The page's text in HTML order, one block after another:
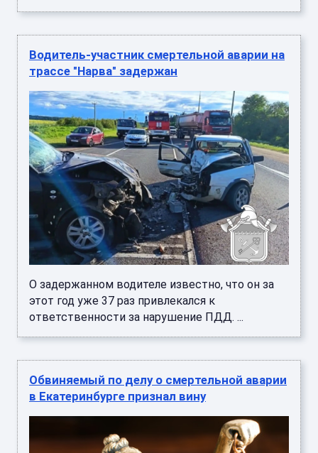
Водитель-участник смертельной аварии на
трассе "Нарва" задержан
О задержанном водителе известно, что он за
этот год уже 37 раз привлекался к
ответственности за нарушение ПДД. ...
Обвиняемый по делу о смертельной аварии
в Екатеринбурге признал вину